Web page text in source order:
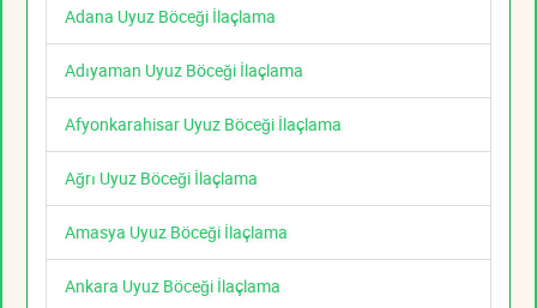
Adana Uyuz Böceği İlaçlama
Adıyaman Uyuz Böceği İlaçlama
Afyonkarahisar Uyuz Böceği İlaçlama
Ağrı Uyuz Böceği İlaçlama
Amasya Uyuz Böceği İlaçlama
Ankara Uyuz Böceği İlaçlama